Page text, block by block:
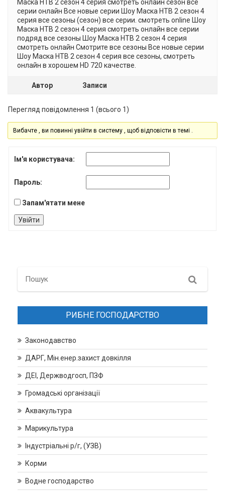
Маска НТВ 2 cезон 4 серия смотреть онлайн сезон все
серии онлайн Все новые серии Шоу Маска НТВ 2 cезон 4
серия все сезоны (сезон) все серии. смотреть online Шоу
Маска НТВ 2 cезон 4 серия смотреть онлайн все серии
подряд все сезоны Шоу Маска НТВ 2 cезон 4 серия
смотреть онлайн Смотрите все сезоны Все новые серии
Шоу Маска НТВ 2 cезон 4 серия все сезоны, смотреть
онлайн в хорошем HD 720 качестве.
Автор Записи
Перегляд повідомлення 1 (всього 1)
Вибачте , ви повинні увійти в систему , щоб відповісти в темі .
Ім'я користувача:
Пароль:
Запам'ятати мене
Увійти
Search
РИБНЕ ГОСПОДАРСТВО
Законодавство
ДАРГ, Мін.енер.захист довкілля
ДЕІ, Держводгосп, ПЗФ
Громадські організації
Аквакультура
Марикультура
Індустріальні р/г, (УЗВ)
Корми
Водне господарство